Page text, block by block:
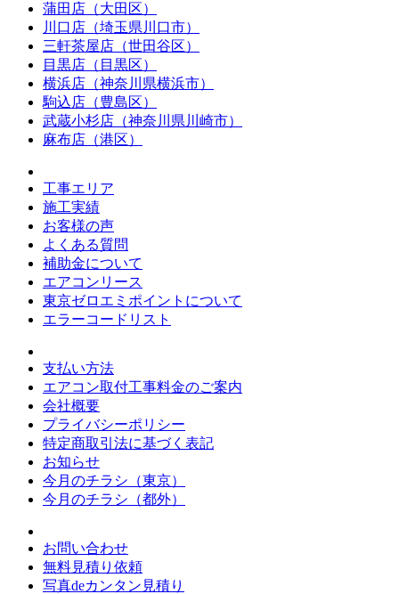
蒲田店（大田区）
川口店（埼玉県川口市）
三軒茶屋店（世田谷区）
目黒店（目黒区）
横浜店（神奈川県横浜市）
駒込店（豊島区）
武蔵小杉店（神奈川県川崎市）
麻布店（港区）
工事エリア
施工実績
お客様の声
よくある質問
補助金について
エアコンリース
東京ゼロエミポイントについて
エラーコードリスト
支払い方法
エアコン取付工事料金のご案内
会社概要
プライバシーポリシー
特定商取引法に基づく表記
お知らせ
今月のチラシ（東京）
今月のチラシ（都外）
お問い合わせ
無料見積り依頼
写真deカンタン見積り